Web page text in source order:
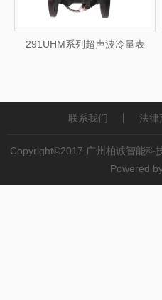
291UHM系列超声波冷量表
联系我们 法律
Copyright©2017 广州柏诚智能科
Powered